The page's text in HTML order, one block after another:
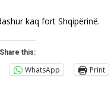
kaq fort Shqipërinë.
this:
WhatsApp Print